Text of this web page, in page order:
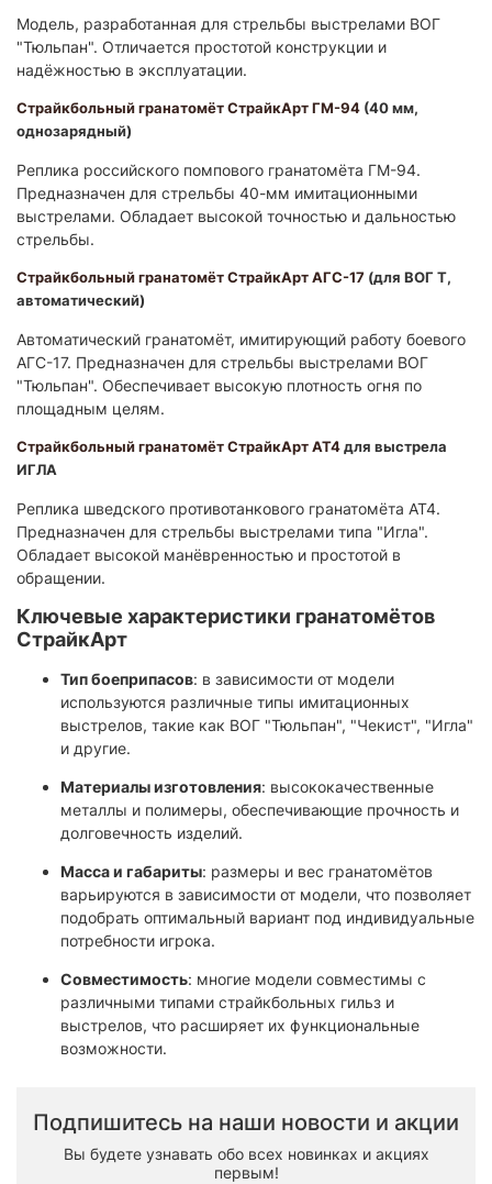
Модель, разработанная для стрельбы выстрелами ВОГ
"Тюльпан". Отличается простотой конструкции и
надёжностью в эксплуатации.​
Страйкбольный гранатомёт СтрайкАрт ГМ-94 (40 мм,
однозарядный)
Реплика российского помпового гранатомёта ГМ-94.
Предназначен для стрельбы 40-мм имитационными
выстрелами. Обладает высокой точностью и дальностью
стрельбы.​
Страйкбольный гранатомёт СтрайкАрт АГС-17 (для ВОГ Т,
автоматический)
Автоматический гранатомёт, имитирующий работу боевого
АГС-17. Предназначен для стрельбы выстрелами ВОГ
"Тюльпан". Обеспечивает высокую плотность огня по
площадным целям.​
Страйкбольный гранатомёт СтрайкАрт AT4для выстрела
ИГЛА
Реплика шведского противотанкового гранатомёта AT4.
Предназначен для стрельбы выстрелами типа "Игла".
Обладает высокой манёвренностью и простотой в
обращении.​
Ключевые характеристики гранатомётов
СтрайкАрт
Тип боеприпасов: в зависимости от модели
используются различные типы имитационных
выстрелов, такие как ВОГ "Тюльпан", "Чекист", "Игла"
и другие.​
Материалы изготовления: высококачественные
металлы и полимеры, обеспечивающие прочность и
долговечность изделий.​
Масса и габариты: размеры и вес гранатомётов
варьируются в зависимости от модели, что позволяет
подобрать оптимальный вариант под индивидуальные
потребности игрока.​
Совместимость: многие модели совместимы с
различными типами страйкбольных гильз и
выстрелов, что расширяет их функциональные
возможности.
Подпишитесь на наши новости и акции
Вы будете узнавать обо всех новинках и акциях
первым!